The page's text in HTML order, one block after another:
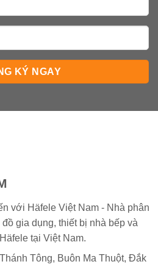
với Häfele Việt Nam - Nhà phân
gia dụng, thiết bị nhà bếp và
Häfeletại Việt Nam.
Tông, Buôn Ma Thuột, Đắk